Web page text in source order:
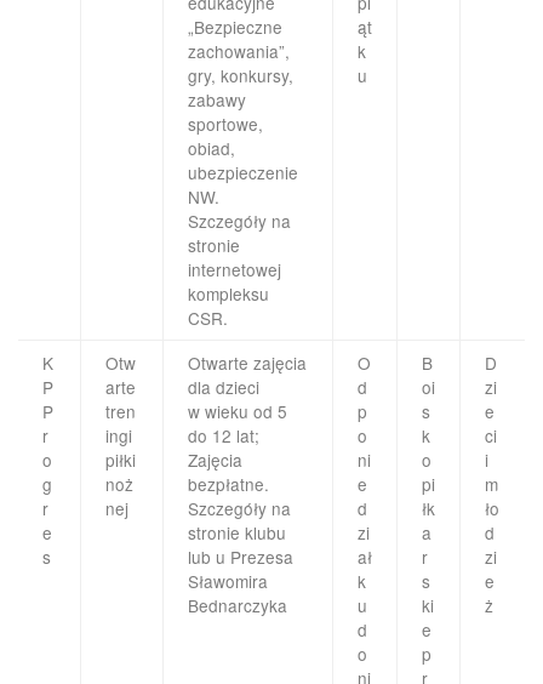
„Bezpieczne
zachowania”,
gry, konkursy,
zabawy
sportowe,
obiad,
ubezpieczenie
NW.
Szczegóły na
stronie
internetowej
kompleksu
CSR.
ąt
k
u
K
P
P
r
o
g
r
e
s
Otw
arte
tren
ingi
piłki
noż
nej
Otwarte zajęcia
dla dzieci
w wieku od 5
do 12 lat;
Zajęcia
bezpłatne.
Szczegóły na
stronie klubu
lub u Prezesa
Sławomira
Bednarczyka
O
d
p
o
ni
e
d
zi
ał
k
u
d
o
ni
B
oi
s
k
o
pi
łk
a
r
s
ki
e
p
r
D
zi
e
ci
i
m
ło
d
zi
e
ż